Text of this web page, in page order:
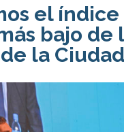
el índice
bajo de
la